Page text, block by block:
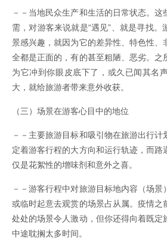
－－当地民众生产和生活的日常状态。
需，对游客来说就是“遇见”、就是寻找。
景感兴趣，就因为它的差异性、特色性、
全都是正面的，有的甚至粗陋、恶劣。之
为它冲到你眼皮底下了，或久已闻其名
大，就给旅游者带来意外收获。
（三）场景在游客心目中的地位
－－主要旅游目标和吸引物在旅游出行
定着游客行程的大方向和运行轨迹，而路
仅是花絮性的增味剂和意外之喜。
－－游客行程中对旅游目标地内容（场
或临时起意去观赏的场景占从属。疫情之
处处的场景令人激动，但你还得向着既定
中途耽搁太多时间。